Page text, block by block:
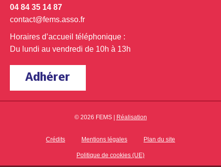
04 84 35 14 87
contact@fems.asso.fr
Horaires d’accueil téléphonique :
Du lundi au vendredi de 10h à 13h
Adhérer
© 2026 FEMS | Réalisation
Crédits Mentions légales Plan du site
Politique de cookies (UE)